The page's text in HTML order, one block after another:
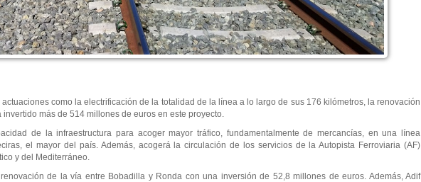
como la electrificación de la totalidad de la línea a lo largo de sus 176 kilómetros, la renovación
más de 514 millones de euros en este proyecto.
de la infraestructura para acoger mayor tráfico, fundamentalmente de mercancías, en una línea
el mayor del país. Además, acogerá la circulación de los servicios de la Autopista Ferroviaria (AF)
y del Mediterráneo.
de la vía entre Bobadilla y Ronda con una inversión de 52,8 millones de euros. Además, Adif